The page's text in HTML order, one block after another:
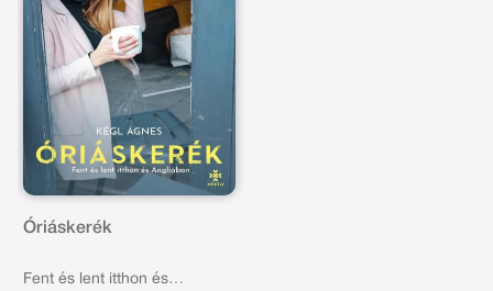
Óriáskerék
Fent és lent itthon és